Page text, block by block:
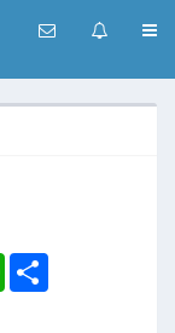
WhatsApp